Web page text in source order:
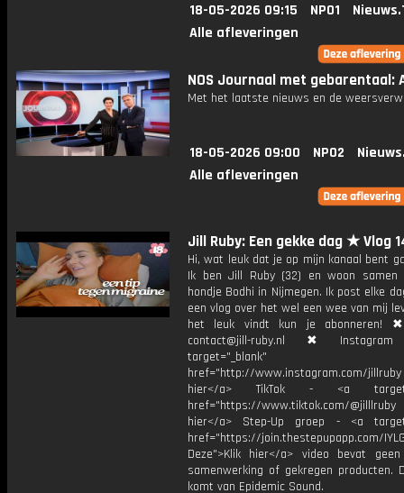
18-05-2026 09:15 NPO1
Alle afleveringen
NOS Journaal met gebarentaal:
Met het laatste nieuws en de
18-05-2026 09:00 NPO2
Alle afleveringen
Jill Ruby: Een gekke dag ★ Vlog
Hi, wat leuk dat je op mijn kanaal bent
Ik ben Jill Ruby (32) en woon
hondje Bodhi in Nijmegen. Ik post elke
een vlog over het wel een wee van mij
het leuk vindt kun je abonneren!
contact@jill-ruby.nl ✖
target="_blank"
href="http://www.instagram.com/
hier</a> TikTok - <a
href="https://www.tiktok.com/
hier</a> Step-Up groep - <a
href="https://join.thestepupapp.com/
Deze">Klik hier</a> video bevat
samenwerking of gekregen producten.
komt van Epidemic Sound.